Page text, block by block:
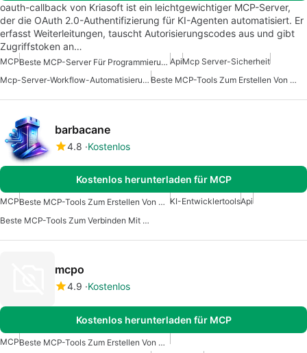
oauth-callback von Kriasoft ist ein leichtgewichtiger MCP-Server,
der die OAuth 2.0-Authentifizierung für KI-Agenten automatisiert. Er
erfasst Weiterleitungen, tauscht Autorisierungscodes aus und gibt
Zugriffstoken an…
MCP Beste MCP-Server Für Programmierung ApiMcp Server-Sicherheit
Mcp-Server-Workflow-Automatisierung
Beste MCP-Tools Zum Erstellen Von KI-Agenten
barbacane
4.8 Kostenlos
Kostenlos herunterladen für MCP
MCP Beste MCP-Tools Zum Erstellen Von KI-Agenten KI-EntwicklertoolsApi
Beste MCP-Tools Zum Verbinden Mit Daten
mcpo
4.9 Kostenlos
Kostenlos herunterladen für MCP
MCP
Beste MCP-Tools Zum Erstellen Von KI-Agenten